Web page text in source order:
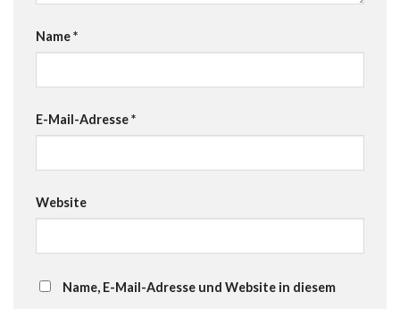
Name*
E-Mail-Adresse*
Website
Name, E-Mail-Adresse und Website in diesem